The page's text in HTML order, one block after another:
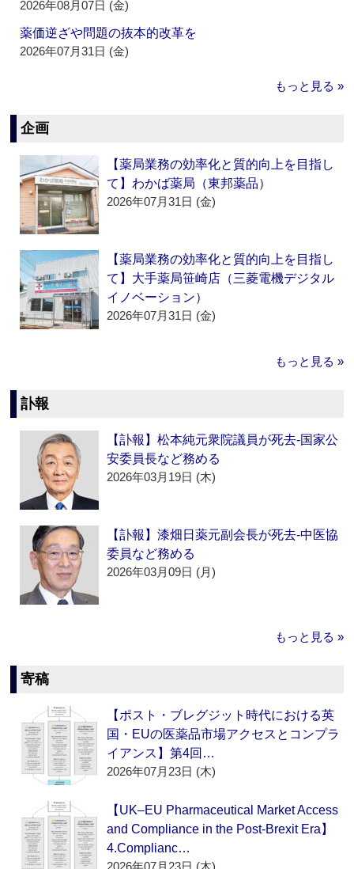
2026年08月07日 (金)
薬価逆ざや問題の抜本的改革を
2026年07月31日 (金)
もっと見る »
企画
【薬局業務の効率化と質的向上を目指し
て】わかば薬局（東邦薬品）
2026年07月31日 (金)
【薬局業務の効率化と質的向上を目指し
て】大手薬局笹崎店（三菱電機デジタル
イノベーション）
2026年07月31日 (金)
もっと見る »
訃報
【訃報】松本純元衆院議員が死去‐国家公
安委員長など務める
2026年03月19日 (木)
【訃報】漆畑日薬元副会長が死去‐中医協
委員など務める
2026年03月09日 (月)
もっと見る »
寄稿
【ポスト・ブレグジット時代における英
国・EUの医薬品市場アクセスとコンプラ
イアンス】第4回…
2026年07月23日 (木)
【UK–EU Pharmaceutical Market Access
and Compliance in the Post-Brexit Era】
4.Complianc…